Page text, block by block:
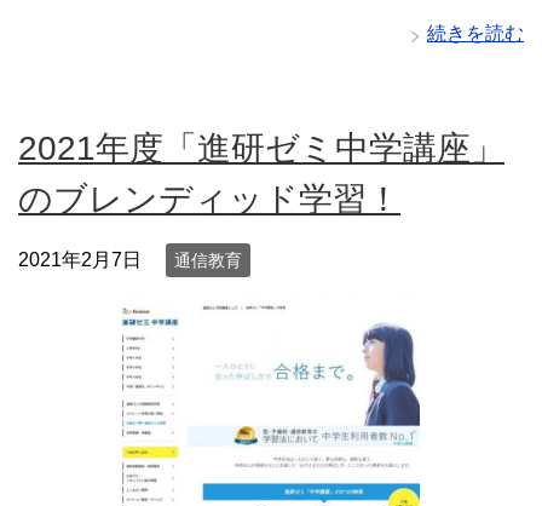
続きを読む
2021年度「進研ゼミ中学講座」
のブレンディッド学習！
2021年2月7日 通信教育